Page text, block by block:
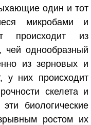
один и тот
микробами и
происходит из
чей однообразный
из зерновых и
у них происходит
скелета и
биологические
ростом их